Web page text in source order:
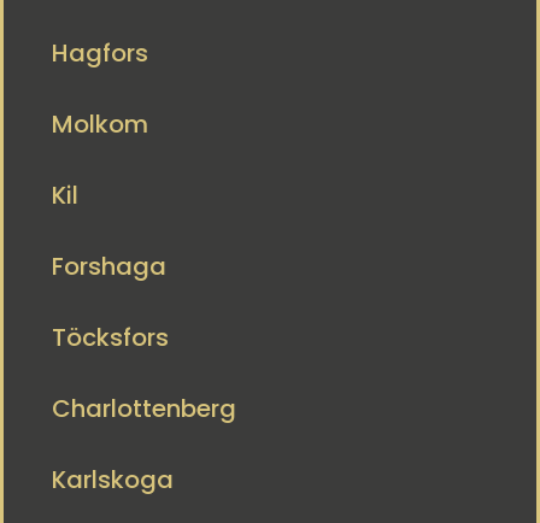
Hagfors
Molkom
Kil
Forshaga
Töcksfors
Charlottenberg
Karlskoga